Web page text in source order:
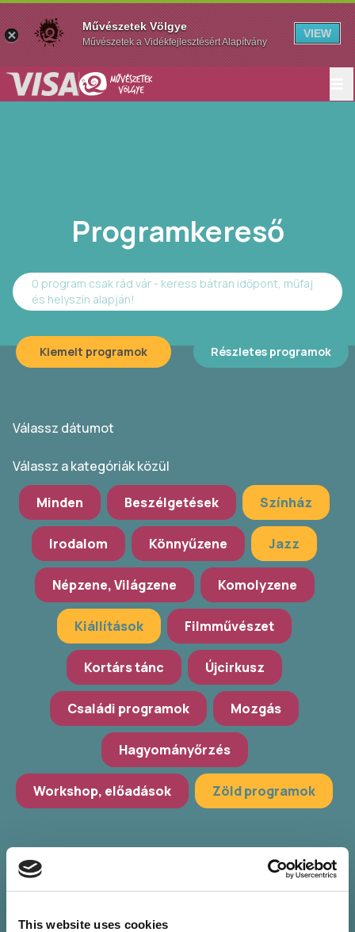
This website uses cookies
Programkereső
0 program csak rád vár - keress bátran időpont, műfaj
és helyszín alapján!
Kiemelt programok Részletes programok
Válassz dátumot
Válassz a kategóriák közül
Minden Beszélgetések Színház
Irodalom Könnyűzene Jazz
Népzene, Világzene Komolyzene
Kiállítások Filmművészet
Kortárs tánc Újcirkusz
Családi programok Mozgás
Hagyományőrzés
Workshop, előadások Zöld programok
Művészetek Völgye
Művészetek a Vidékfejlesztésért Alapítvány
VIEW